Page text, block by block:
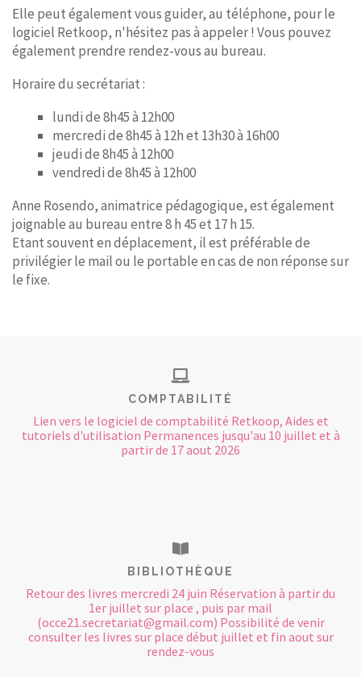
Elle peut également vous guider, au téléphone, pour le
logiciel Retkoop, n'hésitez pas à appeler ! Vous pouvez
également prendre rendez-vous au bureau.
Horaire du secrétariat :
lundi de 8h45 à 12h00
mercredi de 8h45 à 12h et 13h30 à 16h00
jeudi de 8h45 à 12h00
vendredi de 8h45 à 12h00
Anne Rosendo, animatrice pédagogique, est également
joignable au bureau entre 8 h 45 et 17 h 15.
Etant souvent en déplacement, il est préférable de
privilégier le mail ou le portable en cas de non réponse sur
le fixe.
COMPTABILITÉ
Lien vers le logiciel de comptabilité Retkoop, Aides et
tutoriels d'utilisation Permanences jusqu'au 10 juillet et à
partir de 17 aout 2026
BIBLIOTHÈQUE
Retour des livres mercredi 24 juin Réservation à partir du
1er juillet sur place , puis par mail
(occe21.secretariat@gmail.com) Possibilité de venir
consulter les livres sur place début juillet et fin aout sur
rendez-vous